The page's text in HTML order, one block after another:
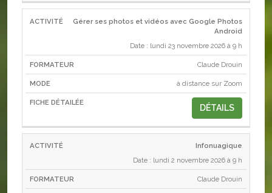
Gérer ses photos et vidéos avec Google Photos
Android
Date : lundi 23 novembre 2026 à 9 h
Claude Drouin
à distance sur Zoom
DÉTAILS
Infonuagique
Date : lundi 2 novembre 2026 à 9 h
Claude Drouin